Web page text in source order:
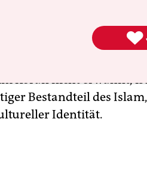
Penis
dass Mohammed
Koran nicht erwähnt,
Bestandteil des
Identität.
